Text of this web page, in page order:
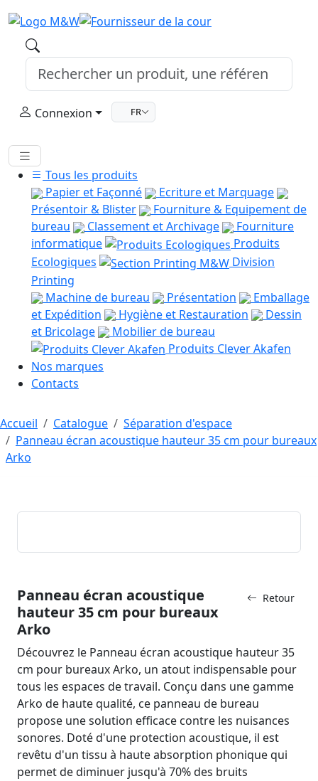
Connexion FR
Tous les produits
Papier et Façonné
Ecriture et Marquage
Présentoir & Blister
Fourniture & Equipement de
bureau
Classement et Archivage
Fourniture
informatique
Produits
Ecologiques
Division
Printing
Machine de bureau
Présentation
Emballage
et Expédition
Hygiène et Restauration
Dessin
et Bricolage
Mobilier de bureau
Produits Clever Akafen
Nos marques
Contacts
Accueil Catalogue
Séparation d'espace
Panneau écran acoustique hauteur 35 cm pour bureaux
Arko
Retour
Panneau écran acoustique
hauteur 35 cm pour bureaux
Arko
Découvrez le Panneau écran acoustique hauteur 35
cm pour bureaux Arko, un atout indispensable pour
tous les espaces de travail. Conçu dans une gamme
Arko de haute qualité, ce panneau de bureau
propose une solution efficace contre les nuisances
sonores. Doté d'une protection acoustique, il est
revêtu d'un tissu à haute absorption phonique qui
permet de diminuer jusqu'à 70% des bruits